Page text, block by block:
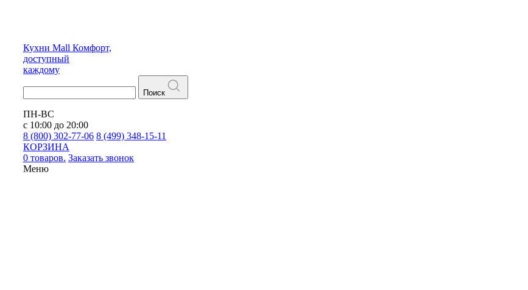
Кухни Mall Комфорт,
доступный
каждому
Поиск
ПН-ВС
с 10:00 до 20:00
8 (800) 302-77-06 8 (499) 348-15-11
КОРЗИНА
0 товаров. Заказать звонок
Меню